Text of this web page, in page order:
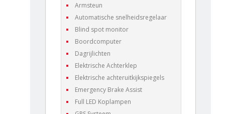
Armsteun
Automatische snelheidsregelaar
Blind spot monitor
Boordcomputer
Dagrijlichten
Elektrische Achterklep
Elektrische achteruitkijkspiegels
Emergency Brake Assist
Full LED Koplampen